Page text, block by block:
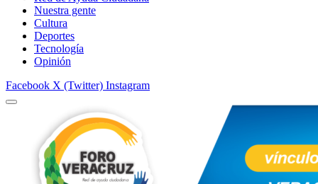
Nuestra gente
Cultura
Deportes
Tecnología
Opinión
Facebook X (Twitter) Instagram